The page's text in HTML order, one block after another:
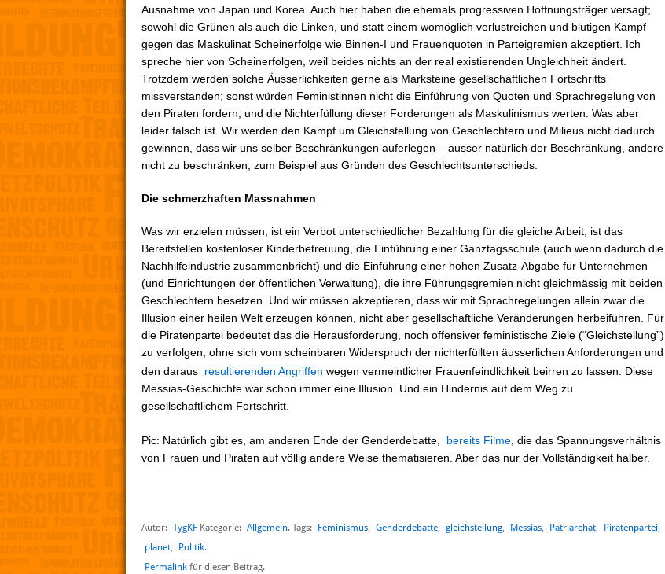
Ausnahme von Japan und Korea. Auch hier haben die ehemals progressiven Hoffnungsträger versagt;
sowohl die Grünen als auch die Linken, und statt einem womöglich verlustreichen und blutigen Kampf
gegen das Maskulinat Scheinerfolge wie Binnen-I und Frauenquoten in Parteigremien akzeptiert. Ich
spreche hier von Scheinerfolgen, weil beides nichts an der real existierenden Ungleichheit ändert.
Trotzdem werden solche Äusserlichkeiten gerne als Marksteine gesellschaftlichen Fortschritts
missverstanden; sonst würden Feministinnen nicht die Einführung von Quoten und Sprachregelung von
den Piraten fordern; und die Nichterfüllung dieser Forderungen als Maskulinismus werten. Was aber
leider falsch ist. Wir werden den Kampf um Gleichstellung von Geschlechtern und Milieus nicht dadurch
gewinnen, dass wir uns selber Beschränkungen auferlegen – ausser natürlich der Beschränkung, andere
nicht zu beschränken, zum Beispiel aus Gründen des Geschlechtsunterschieds.
Die schmerzhaften Massnahmen
Was wir erzielen müssen, ist ein Verbot unterschiedlicher Bezahlung für die gleiche Arbeit, ist das
Bereitstellen kostenloser Kinderbetreuung, die Einführung einer Ganztagsschule (auch wenn dadurch die
Nachhilfeindustrie zusammenbricht) und die Einführung einer hohen Zusatz-Abgabe für Unternehmen
(und Einrichtungen der öffentlichen Verwaltung), die ihre Führungsgremien nicht gleichmässig mit beiden
Geschlechtern besetzen. Und wir müssen akzeptieren, dass wir mit Sprachregelungen allein zwar die
Illusion einer heilen Welt erzeugen können, nicht aber gesellschaftliche Veränderungen herbeiführen. Für
die Piratenpartei bedeutet das die Herausforderung, noch offensiver feministische Ziele (“Gleichstellung”)
zu verfolgen, ohne sich vom scheinbaren Widerspruch der nichterfüllten äusserlichen Anforderungen und
den daraus resultierenden Angriffen wegen vermeintlicher Frauenfeindlichkeit beirren zu lassen. Diese
Messias-Geschichte war schon immer eine Illusion. Und ein Hindernis auf dem Weg zu
gesellschaftlichem Fortschritt.
Pic: Natürlich gibt es, am anderen Ende der Genderdebatte, bereits Filme, die das Spannungsverhältnis
von Frauen und Piraten auf völlig andere Weise thematisieren. Aber das nur der Vollständigkeit halber.
Autor: TygKF Kategorie: Allgemein. Tags: Feminismus, Genderdebatte, gleichstellung, Messias, Patriarchat, Piratenpartei,
planet, Politik.
Permalink für diesen Beitrag.